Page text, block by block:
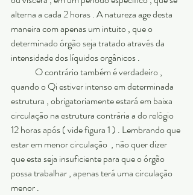
alterna a cada 2 horas . A natureza age desta
maneira com apenas um intuito , que o
determinado órgão seja tratado através da
intensidade dos líquidos orgânicos .
quando o Qi estiver intenso em determinada
estrutura , obrigatoriamente estará em baixa
circulação na estrutura contrária a do relógio
12 horas após ( vide figura 1 ) . Lembrando que
estar em menor circulação  , não quer dizer
que esta seja insuficiente para que o órgão
possa trabalhar , apenas terá uma circulação
menor .